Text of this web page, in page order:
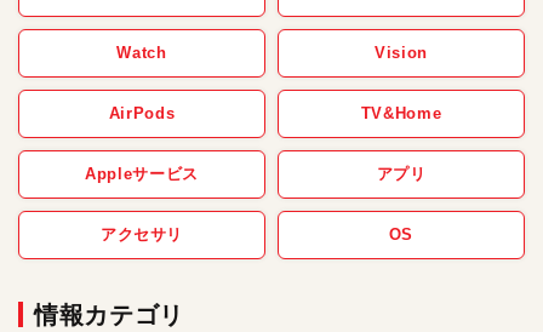
Watch Vision
AirPods TV&Home
Appleサービス アプリ
アクセサリ OS
情報カテゴリ